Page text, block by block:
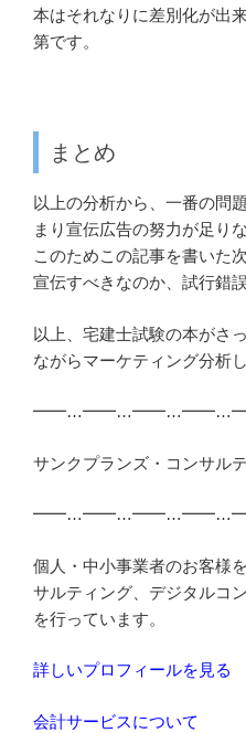
本はそれなりに差別化が出
第です。
まとめ
以上の分析から、一番の問
まり宣伝広告の努力が足り
このためこの記事を書いた
宣伝すべきなのか、試行錯
以上、宅建士試験の本がさ
ながらマーケティング分析
サンクプランズ・コンサル
個人・中小事業者のお客様
サルティング、デジタルコ
を行っています。
詳しいプロフィールを見る
会計サービスについて